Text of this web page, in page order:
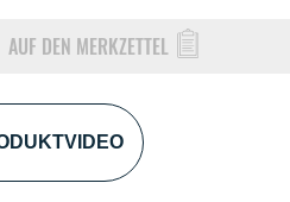
AUF DEN MERKZETTEL